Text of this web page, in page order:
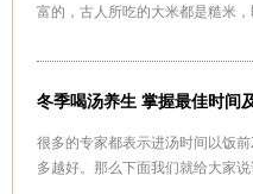
富的，古人所吃的大米都是糙米
冬季喝汤养生 掌握最佳时间
很多的专家都表示进汤时间以饭
多越好。那么下面我们就给大家